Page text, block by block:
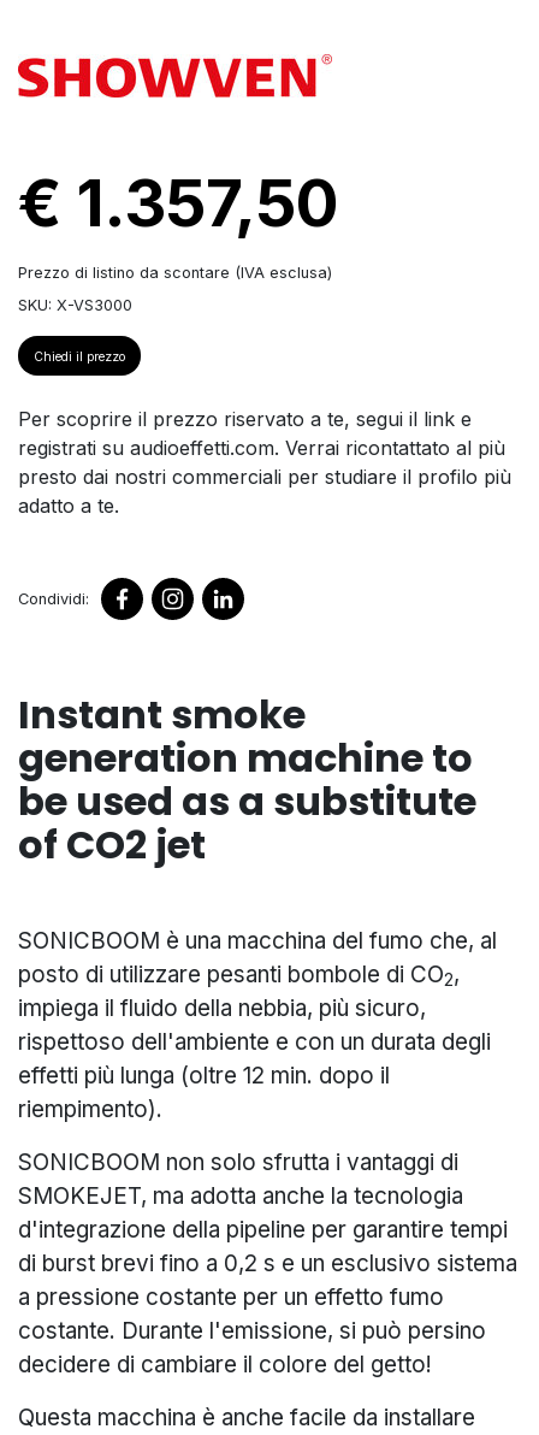
€ 1.357,50
Prezzo di listino da scontare (IVA esclusa)
SKU: X-VS3000
Chiedi il prezzo
Per scoprire il prezzo riservato a te, segui il link e
registrati su audioeffetti.com. Verrai ricontattato al più
presto dai nostri commerciali per studiare il profilo più
adatto a te.
Condividi:
Instant smoke
generation machine to
be used as a substitute
of CO2 jet
SONICBOOM è una macchina del fumo che, al
posto di utilizzare pesanti bombole di CO2,
impiega il fluido della nebbia, più sicuro,
rispettoso dell'ambiente e con un durata degli
effetti più lunga (oltre 12 min. dopo il
riempimento).
SONICBOOM non solo sfrutta i vantaggi di
SMOKEJET, ma adotta anche la tecnologia
d'integrazione della pipeline per garantire tempi
di burst brevi fino a 0,2 s e un esclusivo sistema
a pressione costante per un effetto fumo
costante. Durante l'emissione, si può persino
decidere di cambiare il colore del getto!
Questa macchina è anche facile da installare